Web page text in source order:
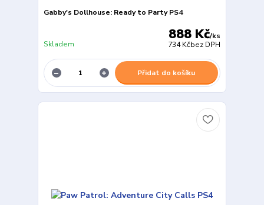
Gabby's Dollhouse: Ready to Party PS4
888 Kč/ks
734 Kčbez DPH
Skladem
Přidat do košíku